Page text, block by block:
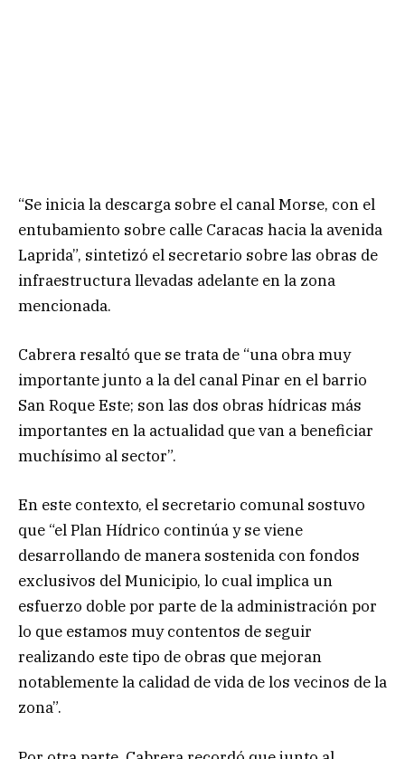
“Se inicia la descarga sobre el canal Morse, con el
entubamiento sobre calle Caracas hacia la avenida
Laprida”, sintetizó el secretario sobre las obras de
infraestructura llevadas adelante en la zona
mencionada.
Cabrera resaltó que se trata de “una obra muy
importante junto a la del canal Pinar en el barrio
San Roque Este; son las dos obras hídricas más
importantes en la actualidad que van a beneficiar
muchísimo al sector”.
En este contexto, el secretario comunal sostuvo
que “el Plan Hídrico continúa y se viene
desarrollando de manera sostenida con fondos
exclusivos del Municipio, lo cual implica un
esfuerzo doble por parte de la administración por
lo que estamos muy contentos de seguir
realizando este tipo de obras que mejoran
notablemente la calidad de vida de los vecinos de la
zona”.